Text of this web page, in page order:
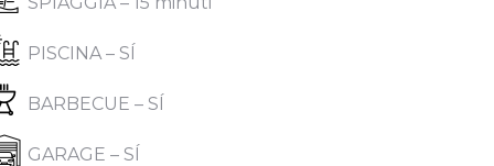
PISCINA – SÍ
BARBECUE – SÍ
GARAGE – SÍ